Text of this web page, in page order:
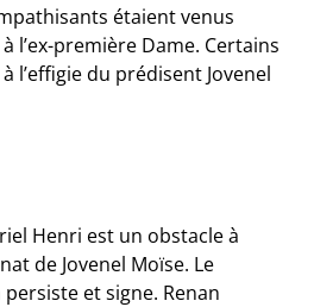
étaient venus
l’ex-première Dame. Certains
l’effigie du prédisent Jovenel
Henri est un obstacle à
de Jovenel Moïse. Le
et signe. Renan